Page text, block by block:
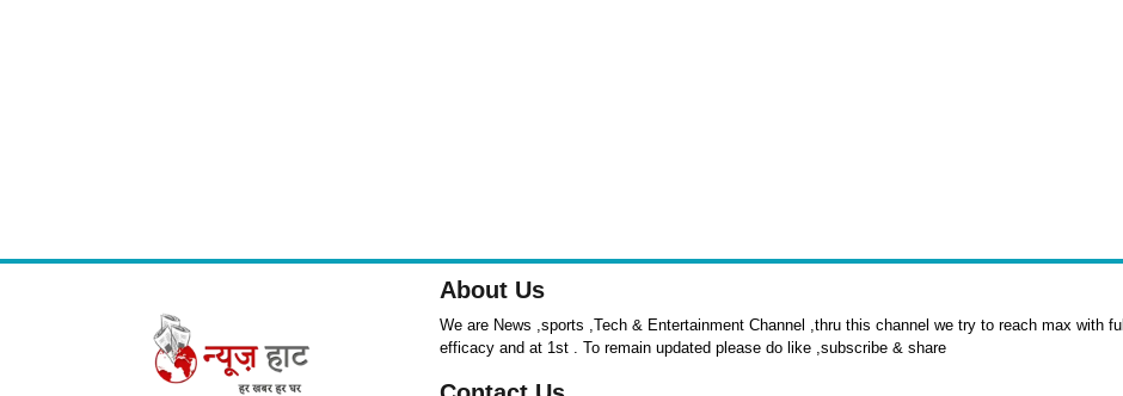
About Us
We are News ,sports ,Tech & Entertainment Channel ,thru this channel we try to reach max with full
efficacy and at 1st . To remain updated please do like ,subscribe & share